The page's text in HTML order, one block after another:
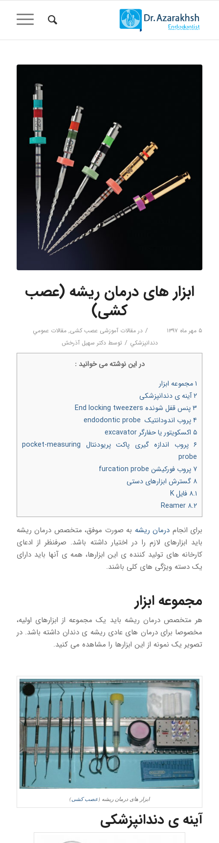
ابزار های درمان ریشه (عصب
کشی)
۵ مهر ماه ۱۳۹۷ / در مقالات آموزشی عصب کشی, مقالات عمومي
دندانپزشكي / توسطدکتر سهیل آذرخش
در اين نوشته می خوانيد :
۱مجموعه ابزار
۲آینه ی دندانپزشکی
۳پنس قفل شونده End locking tweezers
۴پروب اندودانتیک endodontic probe
۵اکسکویتور یا حفارگر excavator
۶
پروب اندازه گیری پاکت پریودنتال pocket-measuring
probe
۷ پروب فورکیشن furcation probe
۸ گسترش ابزارهای دستی
۸.۱ فایل K
۸.۲
برای انجام درمان ریشه به صورت موفق، متخصص درمان ریشه
باید ابزارهای لازم را در اختیار داشته باشد. صرفنظر از ادعای
کارخانه های تولید کننده ی این ابزارها، همه ی آنها باید دارای
یک دسته ویژگی های کلی باشند.
مجموعه ابزار
هر متخصص درمان ریشه باید یک مجموعه از ابزارهای اولیه،
مخصوصا برای درمان های عادی ریشه ی دندان داشته باشد. در
تصویر یک نمونه از این ابزارها را مشاهده می کنید.
ابزار های درمان ریشه (عصب کشی)
آینه ی دندانپزشکی